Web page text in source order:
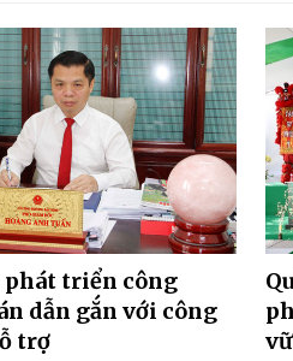
phát triển công
dẫn gắn với công
trợ